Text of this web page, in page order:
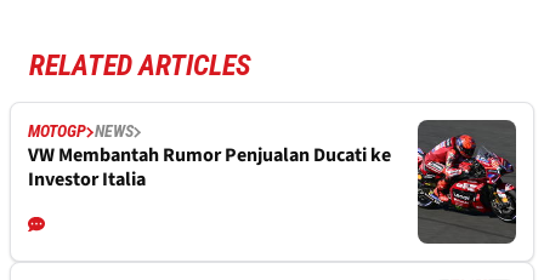
RELATED ARTICLES
MOTOGP NEWS
VW Membantah Rumor Penjualan Ducati ke
Investor Italia